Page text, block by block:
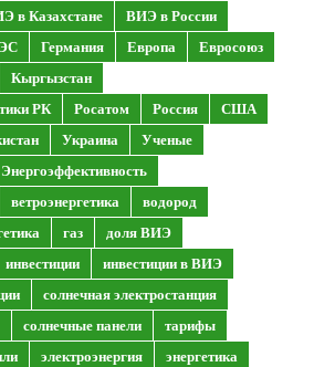
в Казахстане
ВИЭ в России
Германия Европа
Евросоюз
Кыргызстан
РК
Росатом Россия
США
Украина
Ученые
Энергоэффективность
ветроэнергетика
водород
газ
доля ВИЭ
инвестиции
инвестиции в ВИЭ
солнечная электростанция
солнечные панели
тарифы
электроэнергия энергетика